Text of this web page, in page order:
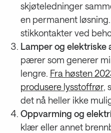
skjøteledninger
en permanent
stikkontakter ved
Lamper og elektriske
pærer som generer
lengre. Fra høsten
produsere lysstoffrør,
det nå heller ikke
Oppvarming og
klær eller annet